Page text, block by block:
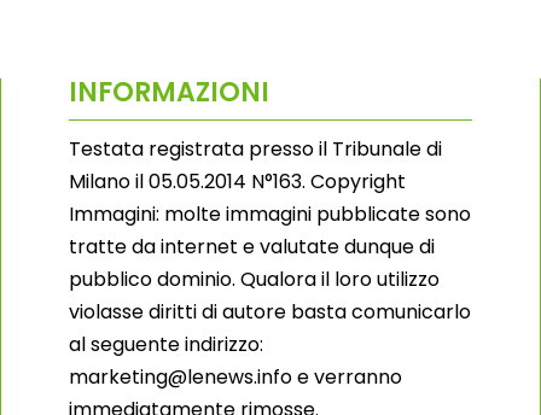
INFORMAZIONI
Testata registrata presso il Tribunale di
Milano il 05.05.2014 N°163. Copyright
Immagini: molte immagini pubblicate sono
tratte da internet e valutate dunque di
pubblico dominio. Qualora il loro utilizzo
violasse diritti di autore basta comunicarlo
al seguente indirizzo:
marketing@lenews.info e verranno
immediatamente rimosse.